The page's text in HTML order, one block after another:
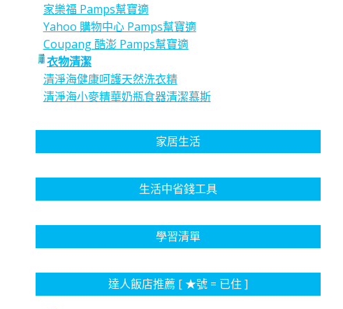
家樂福 Pamps幫寶適
Yahoo 購物中心 Pamps幫寶適
Coupang 酷澎 Pamps幫寶適
衣物清潔
清淨海健康呵護天然洗衣精
清淨海小麥精華奶瓶食器清潔慕斯
家居生活
生活中省錢工具
學習清單
達人飯店推薦 [ ★號 = 已住 ]